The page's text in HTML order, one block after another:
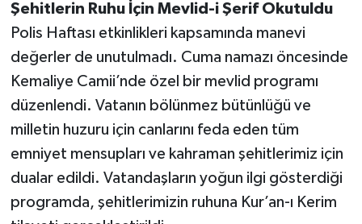
Şehitlerin Ruhu İçin Mevlid-i Şerif Okutuldu
Polis Haftası etkinlikleri kapsamında manevi
değerler de unutulmadı. Cuma namazı öncesinde
Kemaliye Camii’nde özel bir mevlid programı
düzenlendi. Vatanın bölünmez bütünlüğü ve
milletin huzuru için canlarını feda eden tüm
emniyet mensupları ve kahraman şehitlerimiz için
dualar edildi. Vatandaşların yoğun ilgi gösterdiği
programda, şehitlerimizin ruhuna Kur’an-ı Kerim